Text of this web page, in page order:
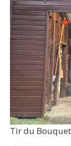
Tir du